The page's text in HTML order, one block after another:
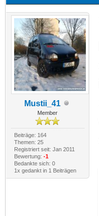
Mustii_41
Member
Beiträge: 164
Themen: 25
Registriert seit: Jan 2011
Bewertung: -1
Bedankte sich: 0
1x gedankt in 1 Beiträgen